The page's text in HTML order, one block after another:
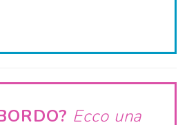
Ecco una